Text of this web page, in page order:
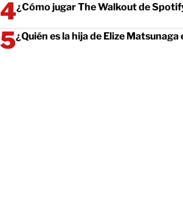
¿Cómo jugar The Walkout de
¿Quién es la hija de Elize Matsunaga